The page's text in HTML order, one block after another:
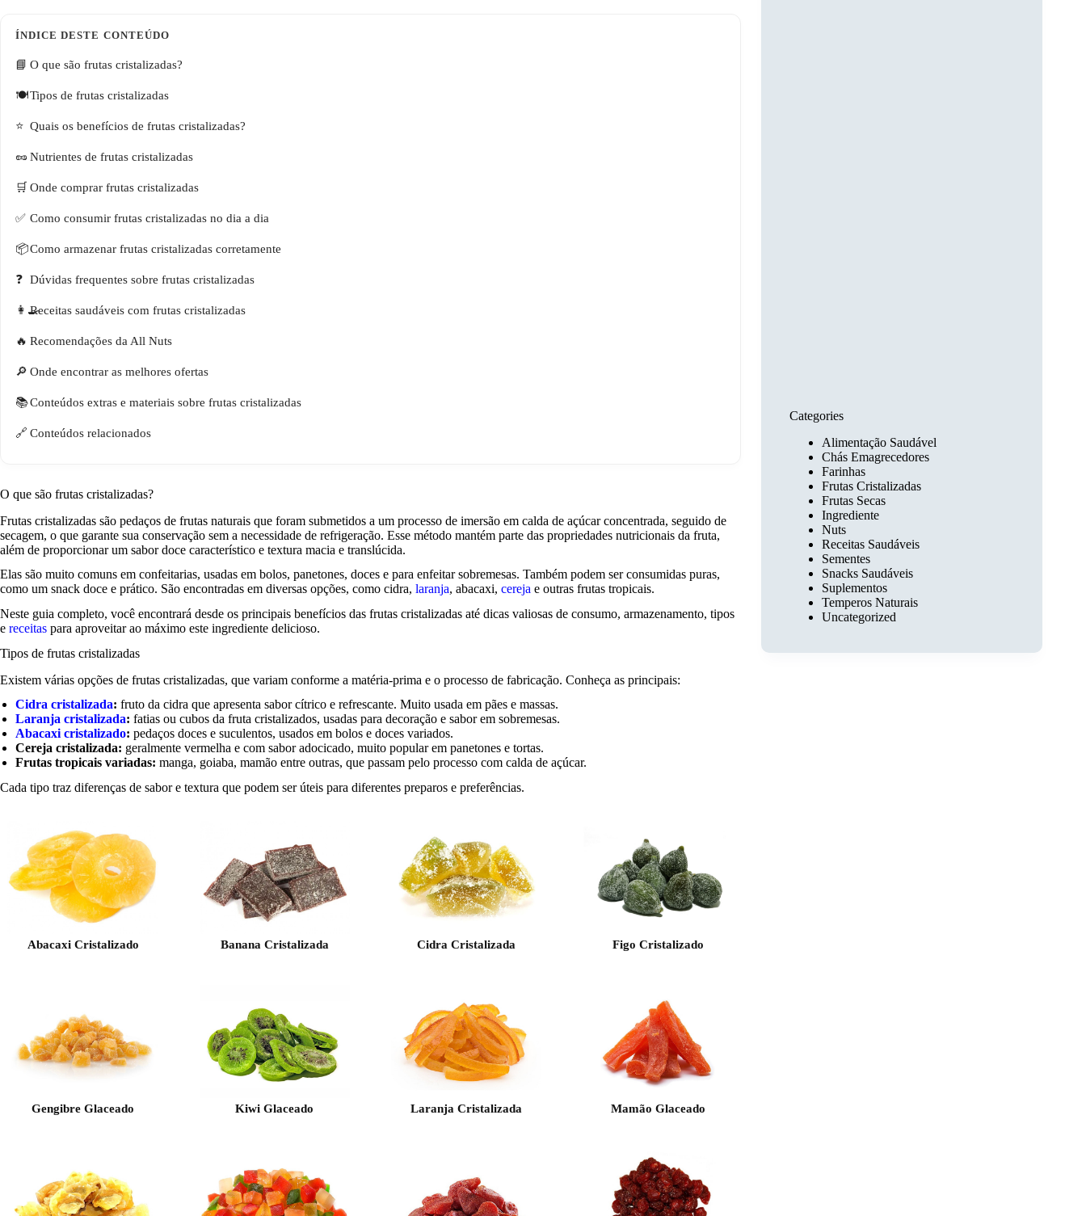
O que são frutas cristalizadas?
Tipos de frutas cristalizadas
Quais os benefícios de frutas cristalizadas?
Nutrientes de frutas cristalizadas
Onde comprar frutas cristalizadas
Como consumir frutas cristalizadas no dia a dia
Como armazenar frutas cristalizadas corretamente
Dúvidas frequentes sobre frutas cristalizadas
Receitas saudáveis com frutas cristalizadas
Recomendações da All Nuts
Onde encontrar as melhores ofertas
Conteúdos extras e materiais sobre frutas cristalizadas
Conteúdos relacionados
O que são frutas cristalizadas?
Frutas cristalizadas são pedaços de frutas naturais que foram submetidos a um processo de imersão em calda de açúcar concentrada, seguido de
secagem, o que garante sua conservação sem a necessidade de refrigeração. Esse método mantém parte das propriedades nutricionais da fruta,
além de proporcionar um sabor doce característico e textura macia e translúcida.
Elas são muito comuns em confeitarias, usadas em bolos, panetones, doces e para enfeitar sobremesas. Também podem ser consumidas puras,
como um snack doce e prático. São encontradas em diversas opções, como cidra, laranja, abacaxi, cereja e outras frutas tropicais.
Neste guia completo, você encontrará desde os principais benefícios das frutas cristalizadas até dicas valiosas de consumo, armazenamento, tipos
e receitas para aproveitar ao máximo este ingrediente delicioso.
Tipos de frutas cristalizadas
Existem várias opções de frutas cristalizadas, que variam conforme a matéria-prima e o processo de fabricação. Conheça as principais:
Cidra cristalizada: fruto da cidra que apresenta sabor cítrico e refrescante. Muito usada em pães e massas.
Laranja cristalizada: fatias ou cubos da fruta cristalizados, usadas para decoração e sabor em sobremesas.
Abacaxi cristalizado: pedaços doces e suculentos, usados em bolos e doces variados.
Cereja cristalizada: geralmente vermelha e com sabor adocicado, muito popular em panetones e tortas.
Frutas tropicais variadas: manga, goiaba, mamão entre outras, que passam pelo processo com calda de açúcar.
Cada tipo traz diferenças de sabor e textura que podem ser úteis para diferentes preparos e preferências.
Abacaxi Cristalizado Banana Cristalizada Cidra Cristalizada Figo Cristalizado
Gengibre Glaceado Kiwi Glaceado Laranja Cristalizada Mamão Glaceado
Categories
Alimentação Saudável
Chás Emagrecedores
Farinhas
Frutas Cristalizadas
Frutas Secas
Ingrediente
Nuts
Receitas Saudáveis
Sementes
Snacks Saudáveis
Suplementos
Temperos Naturais
Uncategorized